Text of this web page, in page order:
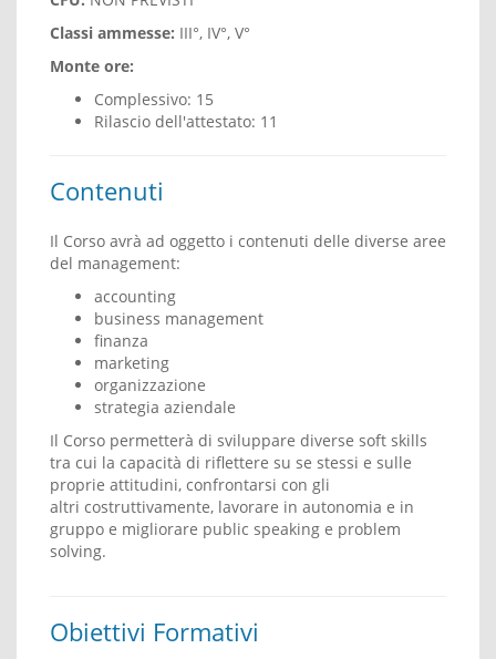
Classi ammesse: III°, IV°, V°
Monte ore:
Complessivo: 15
Rilascio dell'attestato: 11
Contenuti
Il Corso avrà ad oggetto i contenuti delle diverse aree
del management:
accounting
business management
finanza
marketing
organizzazione
strategia aziendale
Il Corso permetterà di sviluppare diverse soft skills
tra cui la capacità di riflettere su se stessi e sulle
proprie attitudini, confrontarsi con gli
altri costruttivamente, lavorare in autonomia e in
gruppo e migliorare public speaking e problem
solving.
Obiettivi Formativi